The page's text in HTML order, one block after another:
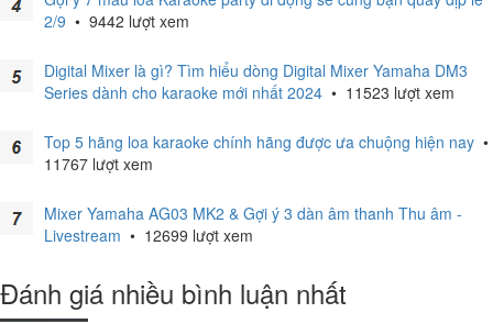
2/9 • 9442 lượt xem
Digital Mixer là gì? Tìm hiểu dòng Digital Mixer Yamaha DM3
Series dành cho karaoke mới nhất 2024 • 11523 lượt xem
Top 5 hãng loa karaoke chính hãng được ưa chuộng hiện nay •
11767 lượt xem
Mixer Yamaha AG03 MK2 & Gợi ý 3 dàn âm thanh Thu âm -
Livestream • 12699 lượt xem
Đánh giá nhiều bình luận nhất